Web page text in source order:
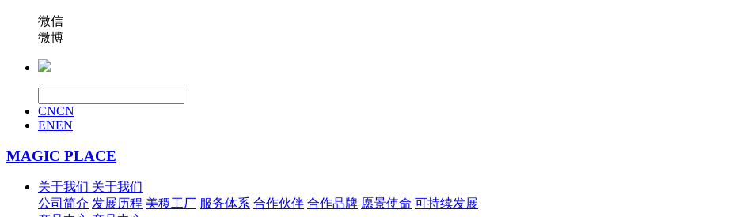
微信
微博
CNCN
ENEN
MAGIC PLACE
关于我们 关于我们
公司简介 发展历程 美稷工厂 服务体系 合作伙伴 合作品牌 愿景使命 可持续发展